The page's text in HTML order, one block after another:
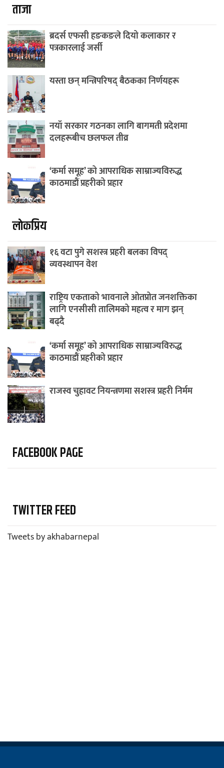
ताजा
ब्रदर्स एफसी हङकङले दियो कलाकार र
पत्रकारलाई जर्सी
यस्ता छन् मन्त्रिपरिषद् बैठकका निर्णयहरू
नयाँ सरकार गठनका लागि बागमती प्रदेशमा
दलहरूबीच छलफल तीव्र
‘कर्मा समूह’ को आपराधिक साम्राज्यविरुद्ध
काठमाडौं प्रहरीको प्रहार
लाेकप्रिय
१६ वटा पुगे सशस्त्र प्रहरी बलका विपद्
व्यवस्थापन वेश
राष्ट्रिय एकताको भावनाले ओतप्रोत जनशक्तिका
लागि एनसीसी तालिमको महत्व र माग झन्
बढ्दै
‘कर्मा समूह’ को आपराधिक साम्राज्यविरुद्ध
काठमाडौं प्रहरीको प्रहार
राजस्व चुहावट नियन्त्रणमा सशस्त्र प्रहरी निर्मम
FACEBOOK PAGE
TWITTER FEED
Tweets by akhabarnepal